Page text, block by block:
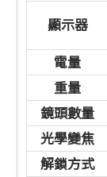
顯示器
電量
重量
鏡頭數量
光學變焦
解鎖方式